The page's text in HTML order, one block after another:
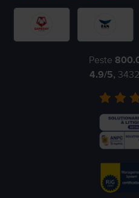
Peste
4.9/5,